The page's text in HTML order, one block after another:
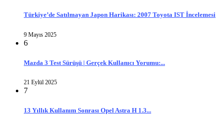
Türkiye’de Satılmayan Japon Harikası: 2007 Toyota IST İncelemesi
9 Mayıs 2025
6
Mazda 3 Test Sürüşü | Gerçek Kullanıcı Yorumu:...
21 Eylül 2025
7
13 Yıllık Kullanım Sonrası Opel Astra H 1.3...